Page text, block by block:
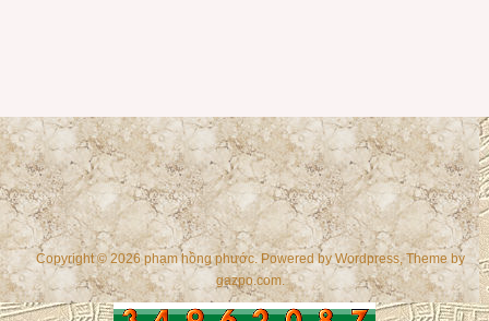
Copyright © 2026 phạm hồng phước. Powered byWordpress, Theme by
gazpo.com.